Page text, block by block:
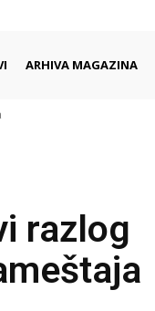
ARHIVA MAGAZINA
razlog